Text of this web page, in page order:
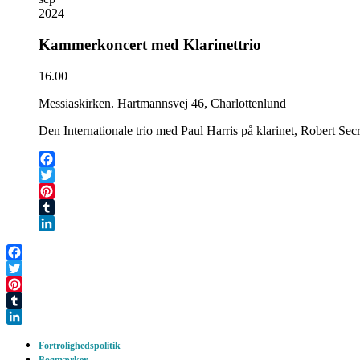
2024
Kammerkoncert med Klarinettrio
16.00
Messiaskirken. Hartmannsvej 46, Charlottenlund
Den Internationale trio med Paul Harris på klarinet, Robert
Facebook
Twitter
Pinterest
Tumblr
Facebook
Twitter
Pinterest
Tumblr
Fortrolighedspolitik